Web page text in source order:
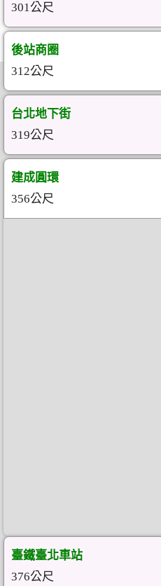
301公尺
後站商圈
312公尺
台北地下街
319公尺
建成圓環
356公尺
臺鐵臺北車站
376公尺